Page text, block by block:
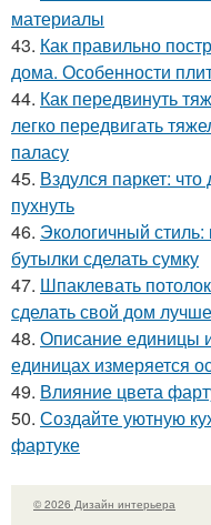
материалы
43. Как правильно
дома. Особенности
44. Как передвинуть
легко передвигать
паласу
45. Вздулся паркет:
пухнуть
46. Экологичный стиль:
бутылки сделать сумку
47. Шпаклевать
сделать свой дом лучше
48. Описание единицы
единицах измеряется
49. Влияние цвета
50. Создайте уютную
фартуке
© 2026 Дизайн интерьера